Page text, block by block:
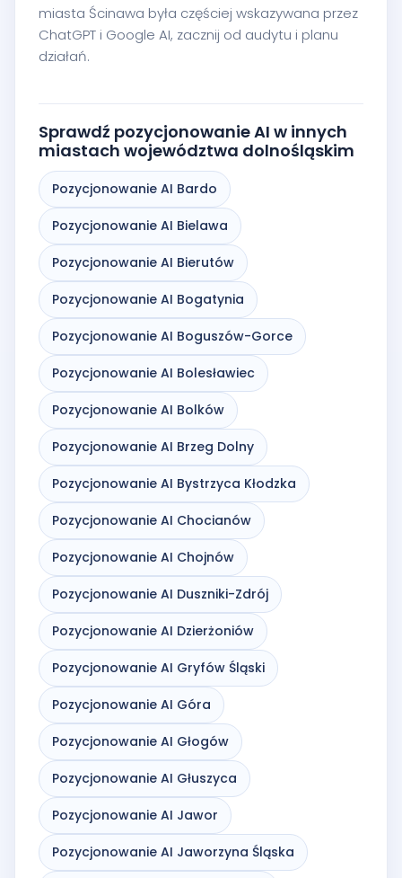
miasta Ścinawa była częściej wskazywana przez
ChatGPT i Google AI, zacznij od audytu i planu
działań.
Sprawdź pozycjonowanie AI w innych
miastach województwa dolnośląskim
Pozycjonowanie AI Bardo
Pozycjonowanie AI Bielawa
Pozycjonowanie AI Bierutów
Pozycjonowanie AI Bogatynia
Pozycjonowanie AI Boguszów-Gorce
Pozycjonowanie AI Bolesławiec
Pozycjonowanie AI Bolków
Pozycjonowanie AI Brzeg Dolny
Pozycjonowanie AI Bystrzyca Kłodzka
Pozycjonowanie AI Chocianów
Pozycjonowanie AI Chojnów
Pozycjonowanie AI Duszniki-Zdrój
Pozycjonowanie AI Dzierżoniów
Pozycjonowanie AI Gryfów Śląski
Pozycjonowanie AI Góra
Pozycjonowanie AI Głogów
Pozycjonowanie AI Głuszyca
Pozycjonowanie AI Jawor
Pozycjonowanie AI Jaworzyna Śląska